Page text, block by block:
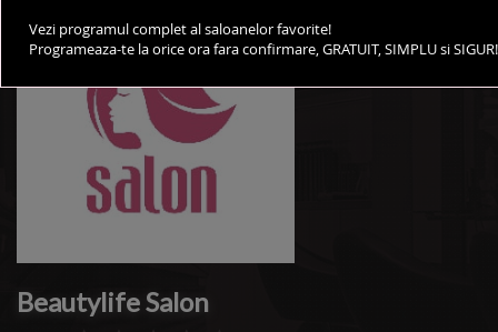
Beautylife Salon
Vezi programul complet al saloanelor favorite!
Programeaza-te la orice ora fara confirmare, GRATUIT, SIMPLU si SIGUR!